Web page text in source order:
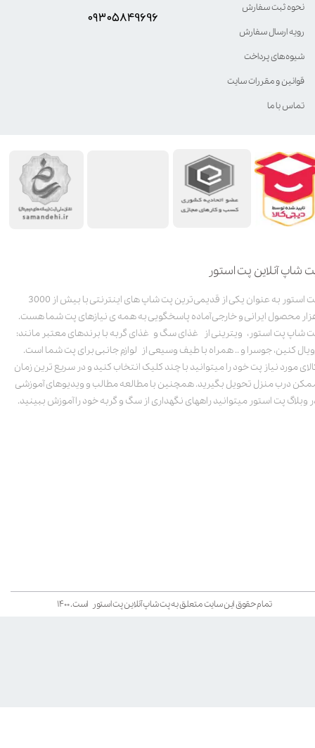
شاپ آنلاین پت استور
پت استور به عنوان یکی از قدیمی‌ترین پت شاپ های اینترنتی با بیش از 3000
محصول ایرانی و خارجی آماده پاسخگویی به همه ی نیازهای پت شما هست.
شاپ پت استور، ویترینی از غذای سگ و غذای گربه با برندهای معتبر مانند:
کنین، جوسرا و .. همراه با طیف وسیعی از لوازم جانبی برای پت شما است.
مورد نیاز پت خود را میتوانید با چند کلیک انتخاب کنید و در سریع ترین زمان
درب منزل تحویل بگیرید. همچنین با مطالعه مطالب و ویدیوهای آموزشی
وبلاگ پت استور میتوانید راههای نگهداری از سگ و گربه خود را آموزش ببینید.
تمام حقوق این سایت متعلق به پت شاپ آنلاین پت استور است. ۱۴۰۰
نحوه ثبت سفارش
رویه ارسال سفارش
شیوه‌های پرداخت
قوانین و مقررات سایت
تماس با ما
۰۹۳۰۵8۴9696